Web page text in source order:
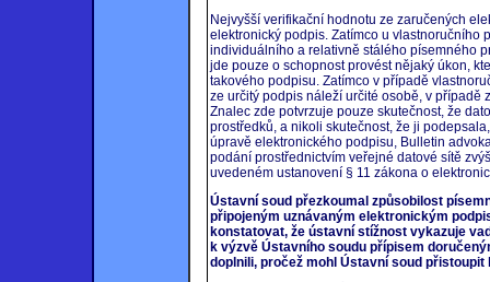
Nejvyšší verifikační hodnotu ze zaručených
elektronický podpis. Zatímco u vlastnoručního
individuálního a relativně stálého písemného
jde pouze o schopnost provést nějaký úkon,
takového podpisu. Zatímco v případě
ze určitý podpis náleží určité osobě, v
Znalec zde potvrzuje pouze skutečnost, že
prostředků, a nikoli skutečnost, že ji
úpravě elektronického podpisu, Bulletin
podání prostřednictvím veřejné datové sítě
uvedeném ustanovení § 11 zákona o
Ústavní soud přezkoumal způsobilost
připojeným uznávaným elektronickým
konstatovat, že ústavní stížnost vykazuje
k výzvě Ústavního soudu přípisem
doplnili, pročež mohl Ústavní soud